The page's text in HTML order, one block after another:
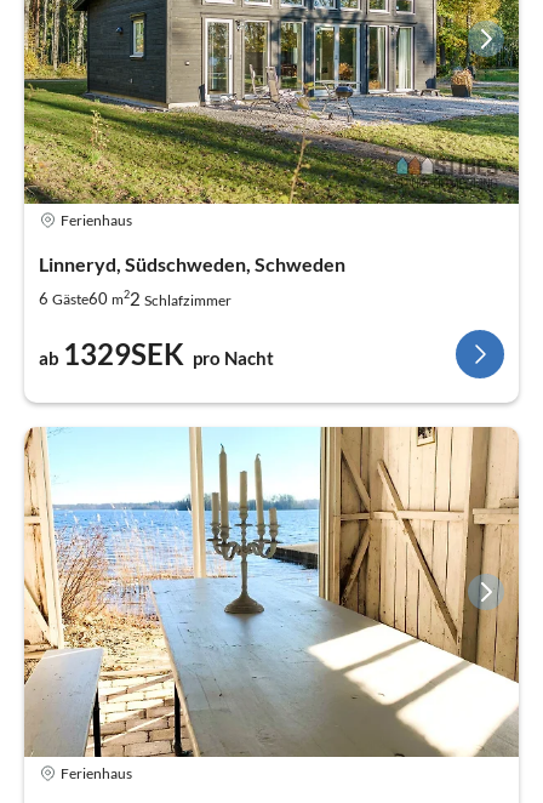
Ferienhaus
Linneryd, Südschweden, Schweden
6 Gäste60 m22 Schlafzimmer
ab 1329SEK pro Nacht
Ferienhaus